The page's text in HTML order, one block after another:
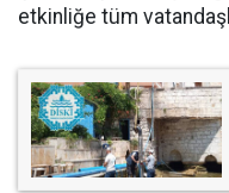
etkinliğe tüm